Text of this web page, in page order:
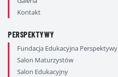
Kontakt
PERSPEKTYWY
Fundacja Edukacyjna Perspektywy
Salon Maturzystów
Salon Edukacyjny